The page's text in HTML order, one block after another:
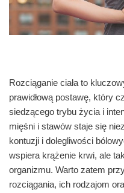
Rozciąganie ciała to
prawidłową postawę, który
siedzącego trybu życia i
mięśni i stawów staje się
kontuzji i dolegliwości
wspiera krążenie krwi, ale
organizmu. Warto zatem
rozciągania, ich rodzajom